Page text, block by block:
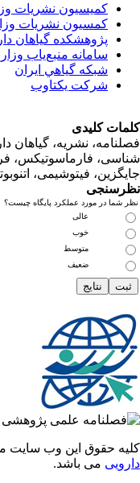
کمیسیون نشریات
کمسیون نشریات
پژوهشكده گياهان
سامانه منبع‌ياب
شبكه گياهي ايران
شرکت یکتاوب
کلیدی
نشریه، گیاهان
فارماسوتیکس،
فیتوشیمی،
در مورد عملکرد پایگاه چیست؟
متوسط
ضعیف
حقوق این وب سایت
می باشد.